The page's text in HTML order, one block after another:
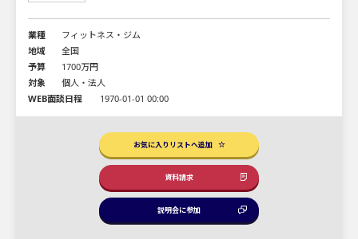
業種
フィットネス・ジム
地域
全国
予算
1700万円
対象
個人・法人
WEB面談日程
1970-01-01 00:00
お気に入りリストへ追加
資料請求
説明会に参加